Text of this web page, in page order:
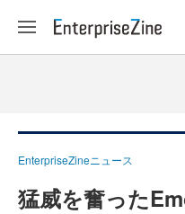
EnterpriseZineニュース
猛威を奮った